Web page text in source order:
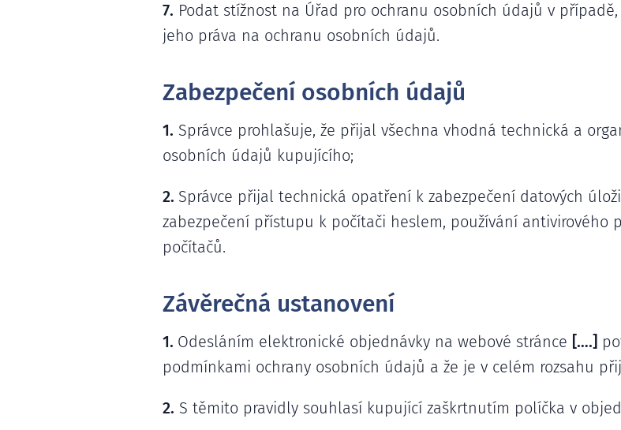
7. Podat stížnost na Úřad pro ochranu osobních údajů v
jeho práva na ochranu osobních údajů.
Zabezpečení osobních údajů
1. Správce prohlašuje, že přijal všechna vhodná technická a
osobních údajů kupujícího;
2. Správce přijal technická opatření k zabezpečení datových
zabezpečení přístupu k počítači heslem, používání antivirového
počítačů.
Závěrečná ustanovení
1. Odesláním elektronické objednávky na webové stránce [….]
podmínkami ochrany osobních údajů a že je v celém rozsahu
2. S těmito pravidly souhlasí kupující zaškrtnutím políčka v